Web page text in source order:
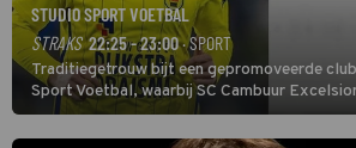
STUDIO SPORT VOETBAL
STRAKS 22:25 - 23:00· SPORT
Traditiegetrouw bijt een gepromoveerde
Sport Voetbal, waarbij SC Cambuur
eerste wedstrijd van het nieuwe
oefenmeester is Johan Plat en hij wil